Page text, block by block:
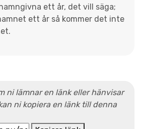
ett år, det vill säga;
ett år så kommer det inte
ni lämnar en länk eller hänvisar
ni kopiera en länk till denna